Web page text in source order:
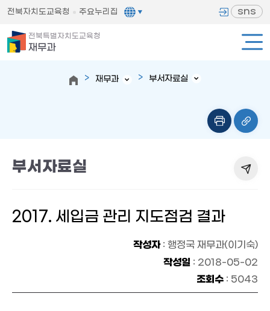
전북자치도교육청 주요누리집 sns
전북특별자치도교육청
재무과
재무과 부서자료실
부서자료실
2017. 세입금 관리 지도점검 결과
작성자: 행정국 재무과(이기숙)
작성일 : 2018-05-02
조회수 : 5043